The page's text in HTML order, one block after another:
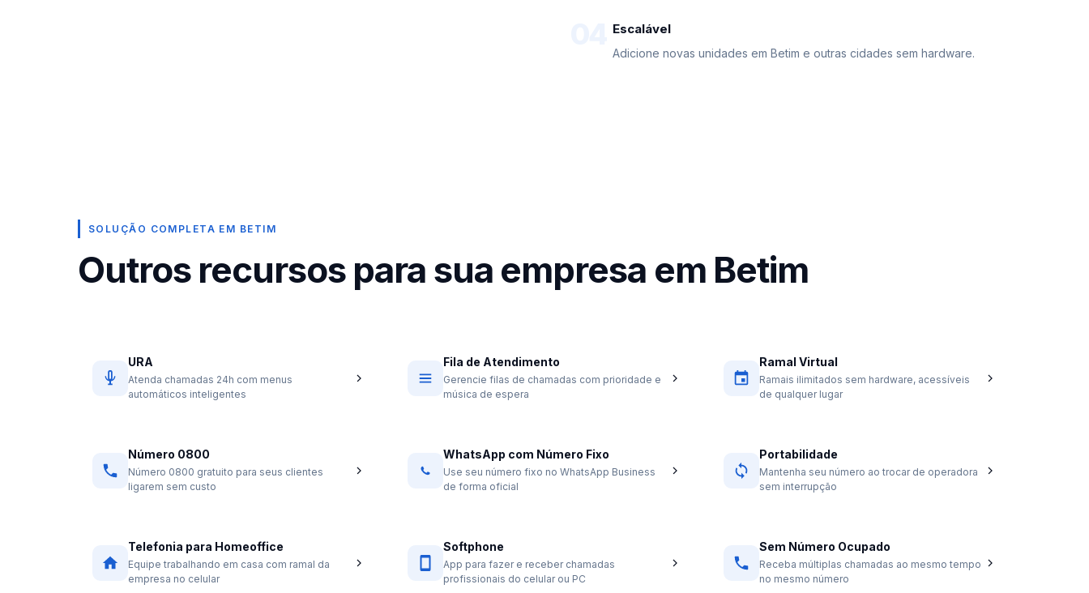
Escalável
Adicione novas unidades em Betim e outras cidades sem hardware.
SOLUÇÃO COMPLETA EM BETIM
Outros recursos para sua empresa em Betim
URA
Atenda chamadas 24h com menus
automáticos inteligentes
Fila de Atendimento
Gerencie filas de chamadas com prioridade e
música de espera
Ramal Virtual
Ramais ilimitados sem hardware, acessíveis
de qualquer lugar
Número 0800
Número 0800 gratuito para seus clientes
ligarem sem custo
WhatsApp com Número Fixo
Use seu número fixo no WhatsApp Business
de forma oficial
Portabilidade
Mantenha seu número ao trocar de operadora
sem interrupção
Telefonia para Homeoffice
Equipe trabalhando em casa com ramal da
empresa no celular
Softphone
App para fazer e receber chamadas
profissionais do celular ou PC
Sem Número Ocupado
Receba múltiplas chamadas ao mesmo tempo
no mesmo número